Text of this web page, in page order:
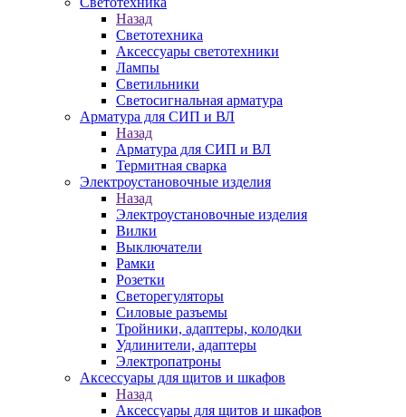
Назад
Светотехника
Аксессуары светотехники
Лампы
Светильники
Светосигнальная арматура
Арматура для СИП и ВЛ
Назад
Арматура для СИП и ВЛ
Термитная сварка
Электроустановочные изделия
Назад
Электроустановочные изделия
Вилки
Выключатели
Рамки
Розетки
Светорегуляторы
Силовые разъемы
Тройники, адаптеры, колодки
Удлинители, адаптеры
Электропатроны
Аксессуары для щитов и шкафов
Назад
Аксессуары для щитов и шкафов